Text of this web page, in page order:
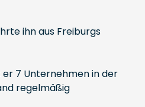
ihn aus Freiburgs
7 Unternehmen in der
regelmäßig